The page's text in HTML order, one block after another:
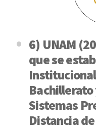
6) UNAM
que se
Sistemas
Distancia